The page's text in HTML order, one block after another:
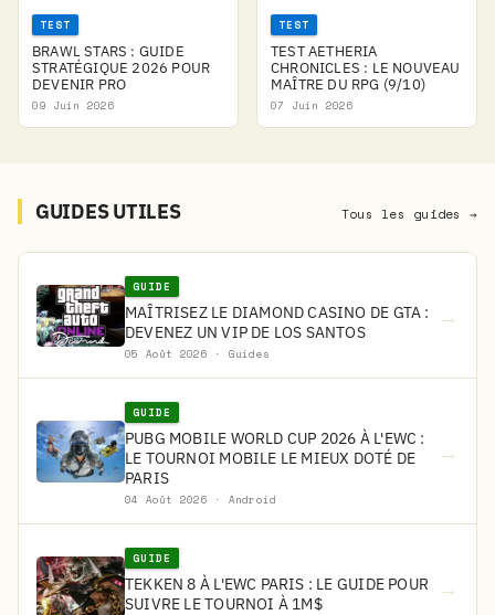
TEST
BRAWL STARS : GUIDE
STRATÉGIQUE 2026 POUR
DEVENIR PRO
09 Juin 2026
TEST
TEST AETHERIA
CHRONICLES : LE NOUVEAU
MAÎTRE DU RPG (9/10)
07 Juin 2026
GUIDES UTILES Tous les guides →
GUIDE
MAÎTRISEZ LE DIAMOND CASINO DE GTA :
DEVENEZ UN VIP DE LOS SANTOS
05 Août 2026 · Guides
→
GUIDE
PUBG MOBILE WORLD CUP 2026 À L'EWC :
LE TOURNOI MOBILE LE MIEUX DOTÉ DE
PARIS
04 Août 2026 · Android
→
GUIDE
TEKKEN 8 À L'EWC PARIS : LE GUIDE POUR
SUIVRE LE TOURNOI À 1M$
→